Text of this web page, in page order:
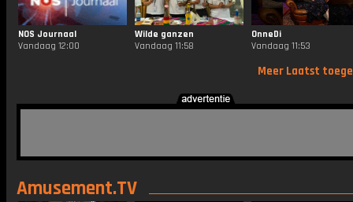
NOS Journaal
Vandaag 12:00
Wilde ganzen
Vandaag 11:58
OnneDi
Vandaag 11:53
Meer Laatst
Amusement.TV